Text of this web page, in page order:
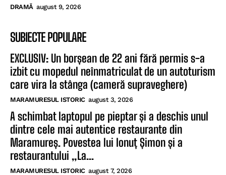
DRAMĂ august 9, 2026
SUBIECTE POPULARE
EXCLUSIV: Un borșean de 22 ani fără permis s-a
izbit cu mopedul neînmatriculat de un autoturism
care vira la stânga (cameră supraveghere)
MARAMURESUL ISTORIC august 3, 2026
A schimbat laptopul pe pieptar și a deschis unul
dintre cele mai autentice restaurante din
Maramureș. Povestea lui Ionuț Șimon și a
restaurantului „La...
MARAMURESUL ISTORIC august 7, 2026